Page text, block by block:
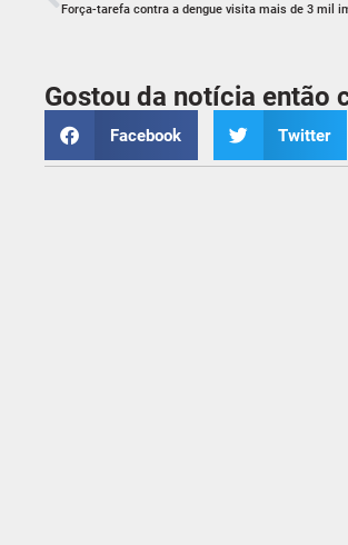
Força-tarefa contra a dengue visita mais de 3 mil
Gostou da notícia então
Facebook Twitter